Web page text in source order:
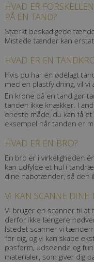
HVAD ER
PÅ EN TAND?
Stærkt beskadigede
Mistede tænder kan
HVAD ER EN
Hvis du har en ødelagt
med en plastfyldning, vil
En krone på en tand gør
tanden ikke knækker. I
eneste måde, du kan få
eksempel når tanden er
HVAD ER EN BRO?
En bro er i virkeligheden
kan udfylde et hul i
dine nabotænder, så den
VI KAN SCANNE DINE
Vi bruger en scanner til
derfor ikke længere
Istedet scanner vi
for dig, og vi kan skabe
pasform, udseende og
materialer, som giver dig